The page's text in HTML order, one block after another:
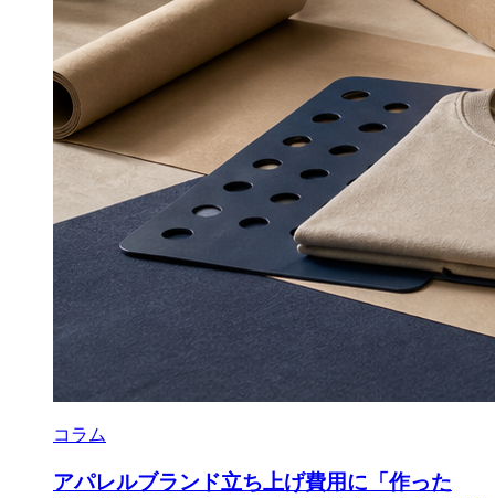
コラム
アパレルブランド立ち上げ費用に「作った